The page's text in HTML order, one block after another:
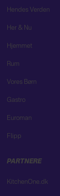
Hendes Verden
Her & Nu
Hjemmet
Rum
Vores Børn
Gastro
Euroman
Flipp
PARTNERE
KitchenOne.dk